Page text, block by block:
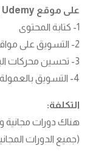
على موقع Udemy يمكنك تعلم:
1- كتابة المحتوى
2- التسويق على مواقع التواصل الاجتماعي
3- تحسين محركات البحث
4- التسويق بالعمولة
التكلفة:
هناك دورات مجانية
(جميع الدورات